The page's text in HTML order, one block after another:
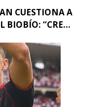
CUESTIONA A
BIOBÍO: “CRE...